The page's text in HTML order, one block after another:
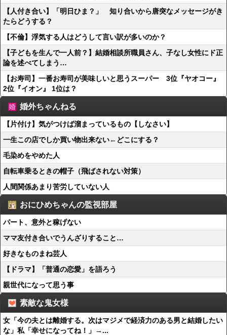
【人付き合い】「明日ひま？」 知り合いから唐突なメッセージがき
たらどうする？
【不倫】浮気する人はどうして言い訳が多いのか？
【子どもを生んで一人前？】結婚相談所職員さん、子なし女性にド正
論を述べてしまう…
【お寿司】一番お寿司が美味しいと思うスーパー 3位『ヤオコー』
2位『イオン』 1位は？
婚外ちゃんねる
【片付け】気がつけば溜まっているもの【しなさい】
一生この店でしか買い物出来ない←どこにする？
毛染めをやめた人
自転車乗るときの帽子（飛ばされない対策）
人間関係あまり苦労していない人
おにひめちゃんの監視部屋
パート、意外と稼げない
ママ友付き合いでうんざりすること…
好きなものまね芸人
【ドラマ】「普通の恋愛」を語ろう
親世代になって思う事
素敵な鬼女様
女「今の夫とは離婚する。次はマジメで経済力のある男と結婚したい
な」私「幸せになってね！」→...